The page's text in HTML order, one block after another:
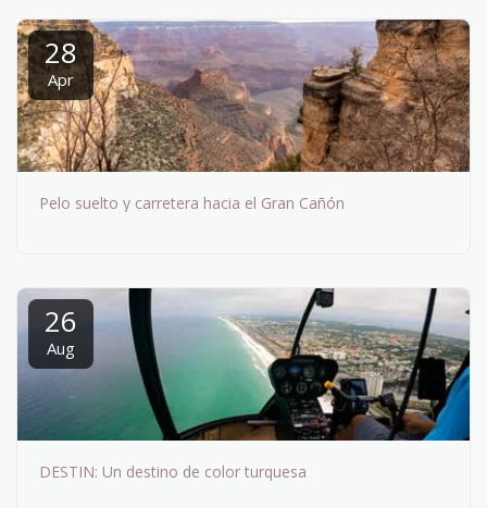
28
Apr
Pelo suelto y carretera hacia el Gran Cañón
26
Aug
DESTIN: Un destino de color turquesa